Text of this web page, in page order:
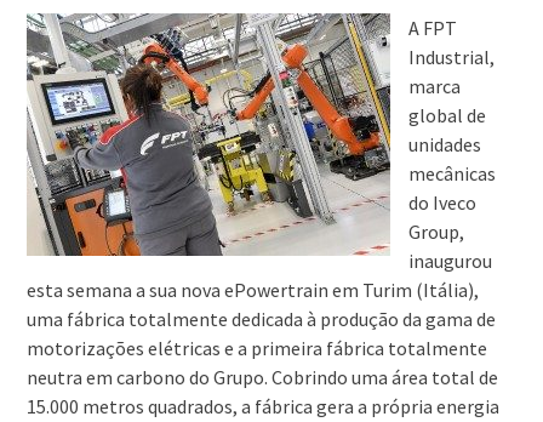
A FPT
Industrial,
marca
global de
unidades
mecânicas
do Iveco
Group,
inaugurou
esta semana a sua nova ePowertrain em Turim (Itália),
uma fábrica totalmente dedicada à produção da gama de
motorizações elétricas e a primeira fábrica totalmente
neutra em carbono do Grupo. Cobrindo uma área total de
15.000 metros quadrados, a fábrica gera a própria energia